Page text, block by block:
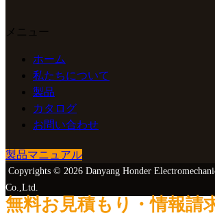
メニュー
ホーム
私たちについて
製品
カタログ
お問い合わせ
製品マニュアル
Copyrights © 2026 Danyang Honder
Co.,Ltd.
無料お見積もり・情報請